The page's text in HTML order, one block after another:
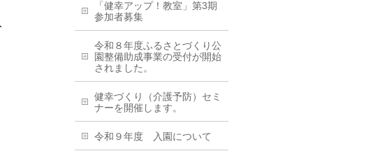
「健幸アップ！教室」第3期
参加者募集
令和８年度ふるさとづくり公
園整備助成事業の受付が開始
されました。
健幸づくり（介護予防）セミ
ナーを開催します。
令和９年度 入園について